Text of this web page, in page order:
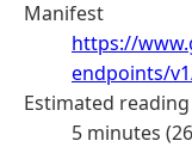
Manifest
https://
endpoints/
Estimated
5 minutes